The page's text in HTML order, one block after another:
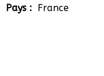
Pays : France